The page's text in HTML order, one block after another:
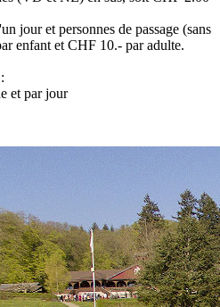
jour et personnes de passage (sans
enfant et CHF 10.- par adulte.
et par jour